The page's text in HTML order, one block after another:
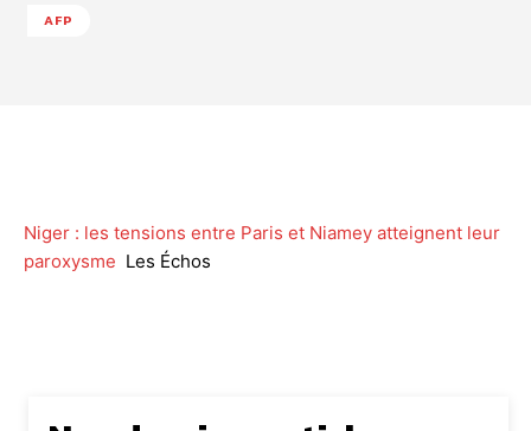
AFP
Niger : les tensions entre Paris et Niamey atteignent leur
paroxysme Les Échos